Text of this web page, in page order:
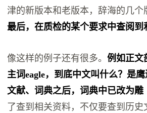
津的新版本和老版本，辞海的几个
最后，在质检的某个要求中查阅到
像这样的例子还有很多。例如正文
主词eagle，到底中文叫什么？是
文献、词典之后，词典中已改为雕
了查到相关资料，不仅要查到历